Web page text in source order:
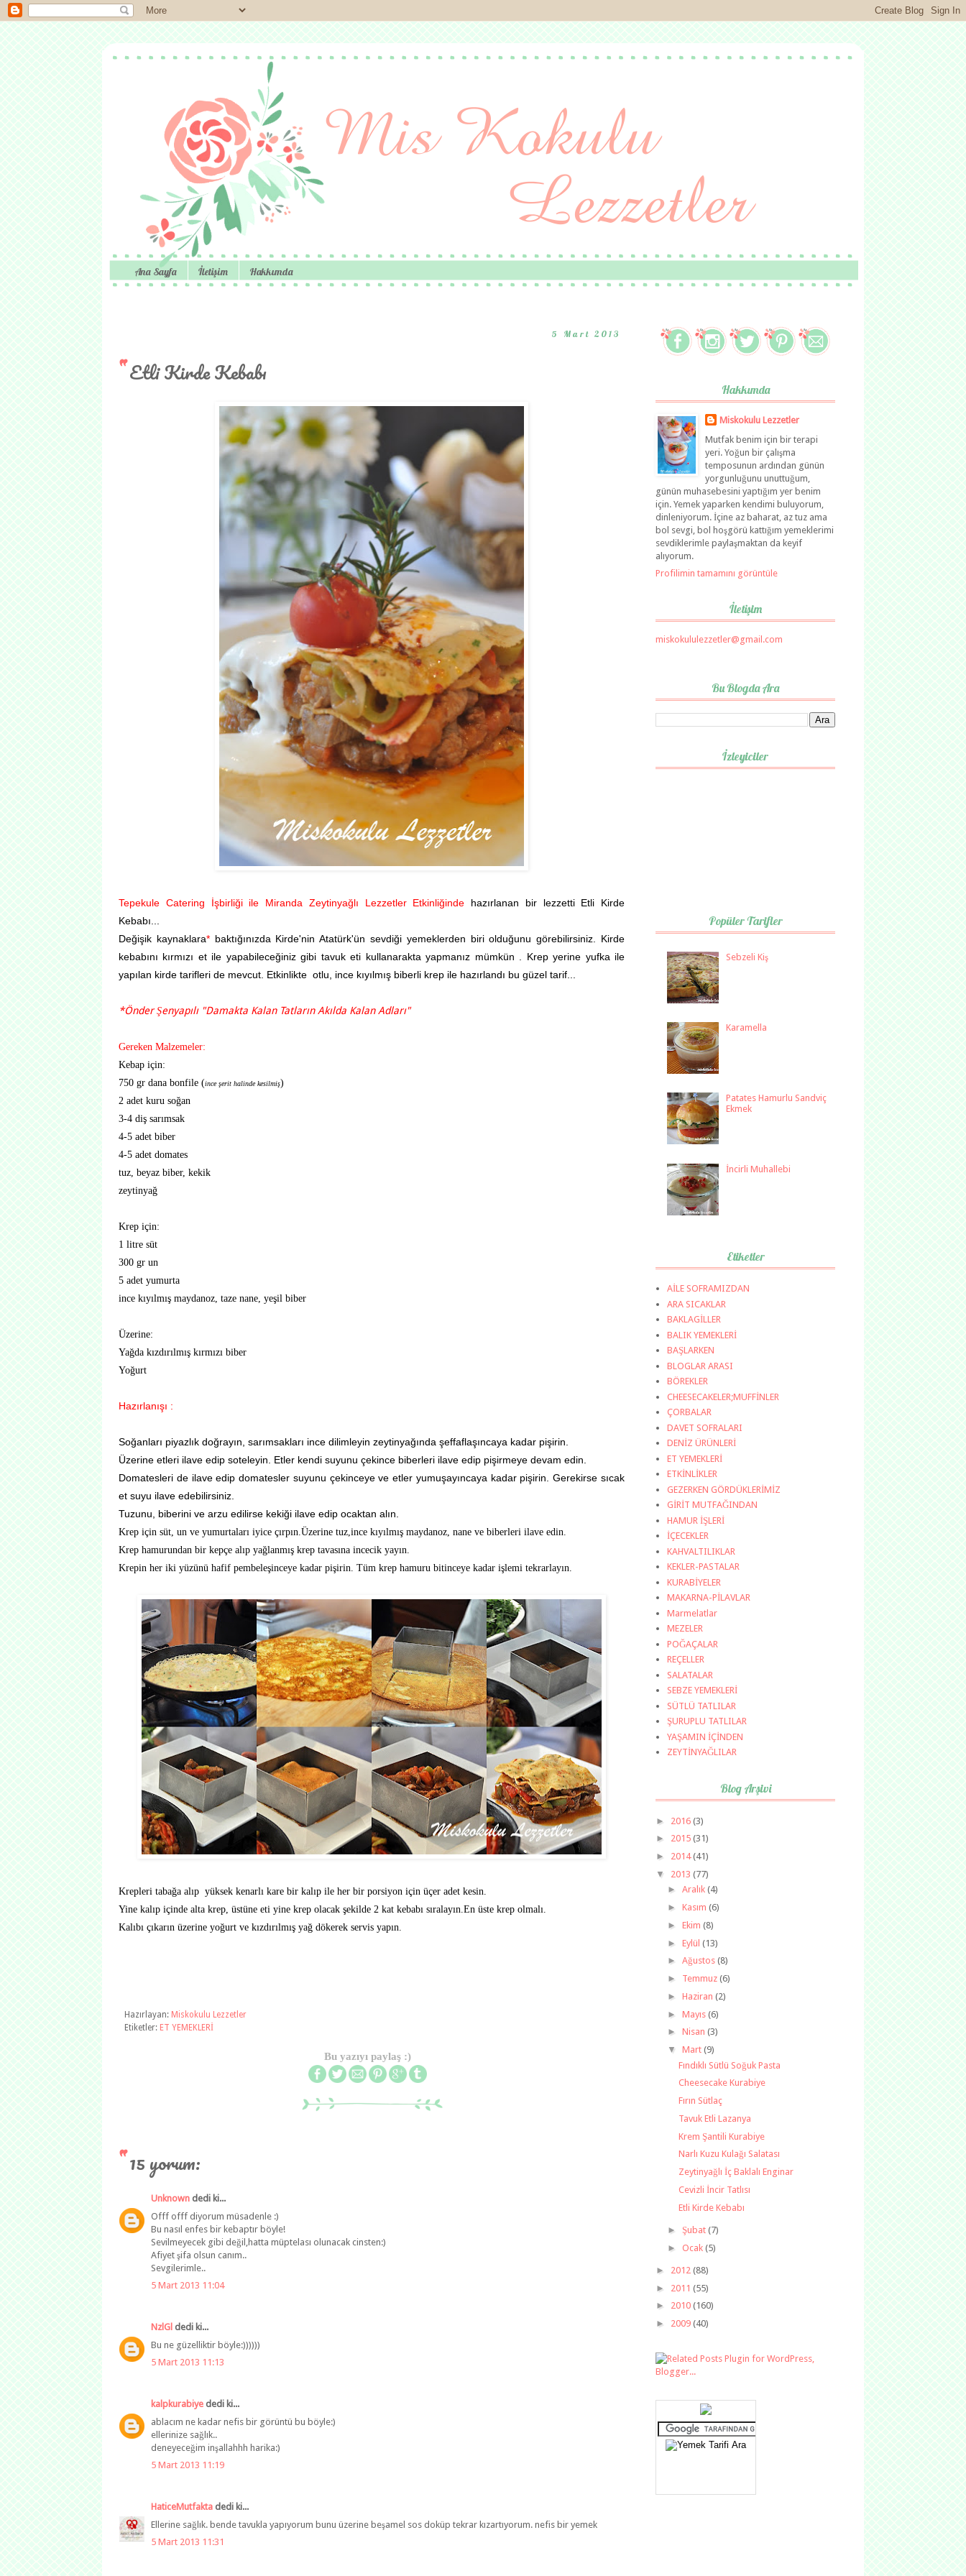
Ana Sayfa İletişim Hakkımda
5 Mart 2013
Etli Kirde Kebabı
Tepekule Catering İşbirliği ile Miranda Zeytinyağlı Lezzetler Etkinliğinde hazırlanan bir lezzetti Etli Kirde
Kebabı...
Değişik kaynaklara*baktığınızda Kirde'nin Atatürk'ün sevdiği yemeklerden biri olduğunu görebilirsiniz. Kirde
kebabını kırmızı et ile yapabileceğiniz gibi tavuk eti kullanarakta yapmanız mümkün . Krep yerine yufka ile
yapılan kirde tarifleri de mevcut. Etkinlikte otlu, ince kıyılmış biberli krep ile hazırlandı bu güzel tarif...
*Önder Şenyapılı "Damakta Kalan Tatların Akılda Kalan Adları"
Gereken Malzemeler:
Kebap için:
750 gr dana bonfile (ince şerit halinde kesilmiş)
2 adet kuru soğan
3-4 diş sarımsak
4-5 adet biber
4-5 adet domates
tuz, beyaz biber, kekik
zeytinyağ
Krep için:
1 litre süt
300 gr un
5 adet yumurta
ince kıyılmış maydanoz, taze nane, yeşil biber
Üzerine:
Yağda kızdırılmış kırmızı biber
Yoğurt
Hazırlanışı :
Soğanları piyazlık doğrayın, sarımsakları ince dilimleyin zeytinyağında şeffaflaşıncaya kadar pişirin.
Üzerine etleri ilave edip soteleyin. Etler kendi suyunu çekince biberleri ilave edip pişirmeye devam edin.
Domatesleri de ilave edip domatesler suyunu çekinceye ve etler yumuşayıncaya kadar pişirin. Gerekirse sıcak
et suyu ilave edebilirsiniz.
Tuzunu, biberini ve arzu edilirse kekiği ilave edip ocaktan alın.
Krep için süt, un ve yumurtaları iyice çırpın.Üzerine tuz,ince kıyılmış maydanoz, nane ve biberleri ilave edin.
Krep hamurundan bir kepçe alıp yağlanmış krep tavasına incecik yayın.
Krepin her iki yüzünü hafif pembeleşinceye kadar pişirin. Tüm krep hamuru bitinceye kadar işlemi tekrarlayın.
Krepleri tabağa alıp yüksek kenarlı kare bir kalıp ile her bir porsiyon için üçer adet kesin.
Yine kalıp içinde alta krep, üstüne eti yine krep olacak şekilde 2 kat kebabı sıralayın.En üste krep olmalı.
Kalıbı çıkarın üzerine yoğurt ve kızdırılmış yağ dökerek servis yapın.
Hazırlayan: Miskokulu Lezzetler
Etiketler: ET YEMEKLERİ
Bu yazıyı paylaş :)
15 yorum:
Unknown dedi ki...
Offf offf diyorum müsadenle :)
Bu nasıl enfes bir kebaptır böyle!
Sevilmeyecek gibi değil,hatta müptelası olunacak cinsten:)
Afiyet şifa olsun canım..
Sevgilerimle..
5 Mart 2013 11:04
NzlGl dedi ki...
Bu ne güzelliktir böyle:))))))
5 Mart 2013 11:13
kalpkurabiye dedi ki...
ablacım ne kadar nefis bir görüntü bu böyle:)
ellerinize sağlık..
deneyeceğim inşallahhh harika:)
5 Mart 2013 11:19
HaticeMutfakta dedi ki...
Ellerine sağlık. bende tavukla yapıyorum bunu üzerine beşamel sos doküp tekrar kızartıyorum. nefis bir yemek
5 Mart 2013 11:31
Hakkımda
Miskokulu Lezzetler
Mutfak benim için bir terapi
yeri. Yoğun bir çalışma
temposunun ardından günün
yorgunluğunu unuttuğum,
günün muhasebesini yaptığım yer benim
için. Yemek yaparken kendimi buluyorum,
dinleniyorum. İçine az baharat, az tuz ama
bol sevgi, bol hoşgörü kattığım yemeklerimi
sevdiklerimle paylaşmaktan da keyif
alıyorum.
Profilimin tamamını görüntüle
İletişim
miskokululezzetler@gmail.com
Bu Blogda Ara
İzleyiciler
Popüler Tarifler
Sebzeli Kiş
Karamella
Patates Hamurlu Sandviç
Ekmek
İncirli Muhallebi
Etiketler
AİLE SOFRAMIZDAN
ARA SICAKLAR
BAKLAGİLLER
BALIK YEMEKLERİ
BAŞLARKEN
BLOGLAR ARASI
BÖREKLER
CHEESECAKELER;MUFFİNLER
ÇORBALAR
DAVET SOFRALARI
DENİZ ÜRÜNLERİ
ET YEMEKLERİ
ETKİNLİKLER
GEZERKEN GÖRDÜKLERİMİZ
GİRİT MUTFAĞINDAN
HAMUR İŞLERİ
İÇECEKLER
KAHVALTILIKLAR
KEKLER-PASTALAR
KURABİYELER
MAKARNA-PİLAVLAR
Marmelatlar
MEZELER
POĞAÇALAR
REÇELLER
SALATALAR
SEBZE YEMEKLERİ
SÜTLÜ TATLILAR
ŞURUPLU TATLILAR
YAŞAMIN İÇİNDEN
ZEYTİNYAĞLILAR
Blog Arşivi
► 2016 (3)
► 2015 (31)
► 2014(41)
▼ 2013 (77)
► Aralık (4)
► Kasım (6)
► Ekim (8)
► Eylül (13)
► Ağustos (8)
► Temmuz (6)
► Haziran (2)
► Mayıs (6)
► Nisan (3)
▼ Mart (9)
Fındıklı Sütlü Soğuk Pasta
Cheesecake Kurabiye
Fırın Sütlaç
Tavuk Etli Lazanya
Krem Şantili Kurabiye
Narlı Kuzu Kulağı Salatası
Zeytinyağlı İç Baklalı Enginar
Cevizli İncir Tatlısı
Etli Kirde Kebabı
► Şubat (7)
► Ocak (5)
► 2012 (88)
► 2011 (55)
► 2010 (160)
► 2009 (40)